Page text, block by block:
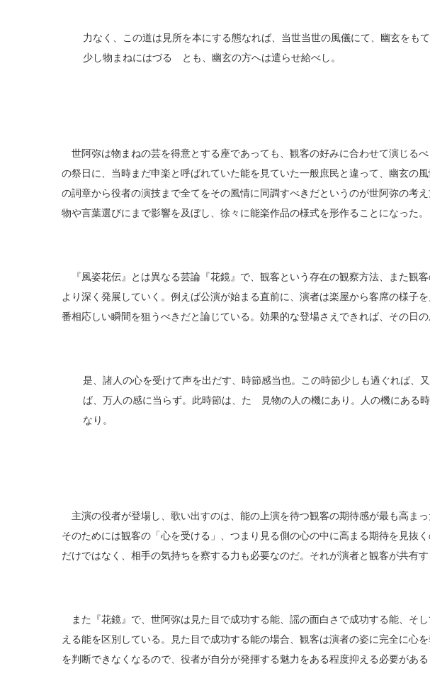
力なく、この道は見所を本にする態なれば、当世当世の風儀にて、幽玄をも
少し物まねにはづるゝとも、幽玄の方へは遣らせ給べし。
世阿弥は物まねの芸を得意とする座であっても、観客の好みに合わせて演じる
の祭日に、当時まだ申楽と呼ばれていた能を見ていた一般庶民と違って、幽玄の
の詞章から役者の演技まで全てをその風情に同調すべきだというのが世阿弥の考
物や言葉選びにまで影響を及ぼし、徐々に能楽作品の様式を形作ることになった。
『風姿花伝』とは異なる芸論『花鏡』で、観客という存在の観察方法、また観
より深く発展していく。例えば公演が始まる直前に、演者は楽屋から客席の様子
番相応しい瞬間を狙うべきだと論じている。効果的な登場さえできれば、その日の
是、諸人の心を受けて声を出だす、時節感当也。この時節少しも過ぐれば、
ば、万人の感に当らず。此時節は、たゞ見物の人の機にあり。人の機にある
なり。
主演の役者が登場し、歌い出すのは、能の上演を待つ観客の期待感が最も高まっ
そのためには観客の「心を受ける」、つまり見る側の心の中に高まる期待を見抜
だけではなく、相手の気持ちを察する力も必要なのだ。それが演者と観客が共有す
また『花鏡』で、世阿弥は見た目で成功する能、謡の面白さで成功する能、そ
える能を区別している。見た目で成功する能の場合、観客は演者の姿に完全に心
を判断できなくなるので、役者が自分が発揮する魅力をある程度抑える必要がある